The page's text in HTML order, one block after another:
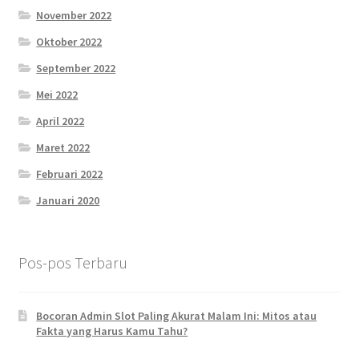
November 2022
Oktober 2022
September 2022
Mei 2022
April 2022
Maret 2022
Februari 2022
Januari 2020
Pos-pos Terbaru
Bocoran Admin Slot Paling Akurat Malam Ini: Mitos atau
Fakta yang Harus Kamu Tahu?